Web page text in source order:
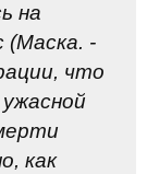
на
(Маска. -
что
как